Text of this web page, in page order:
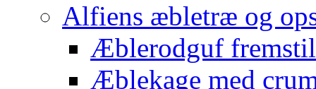
Alfiens æbletræ og
Æblerodguf
Æblekage med